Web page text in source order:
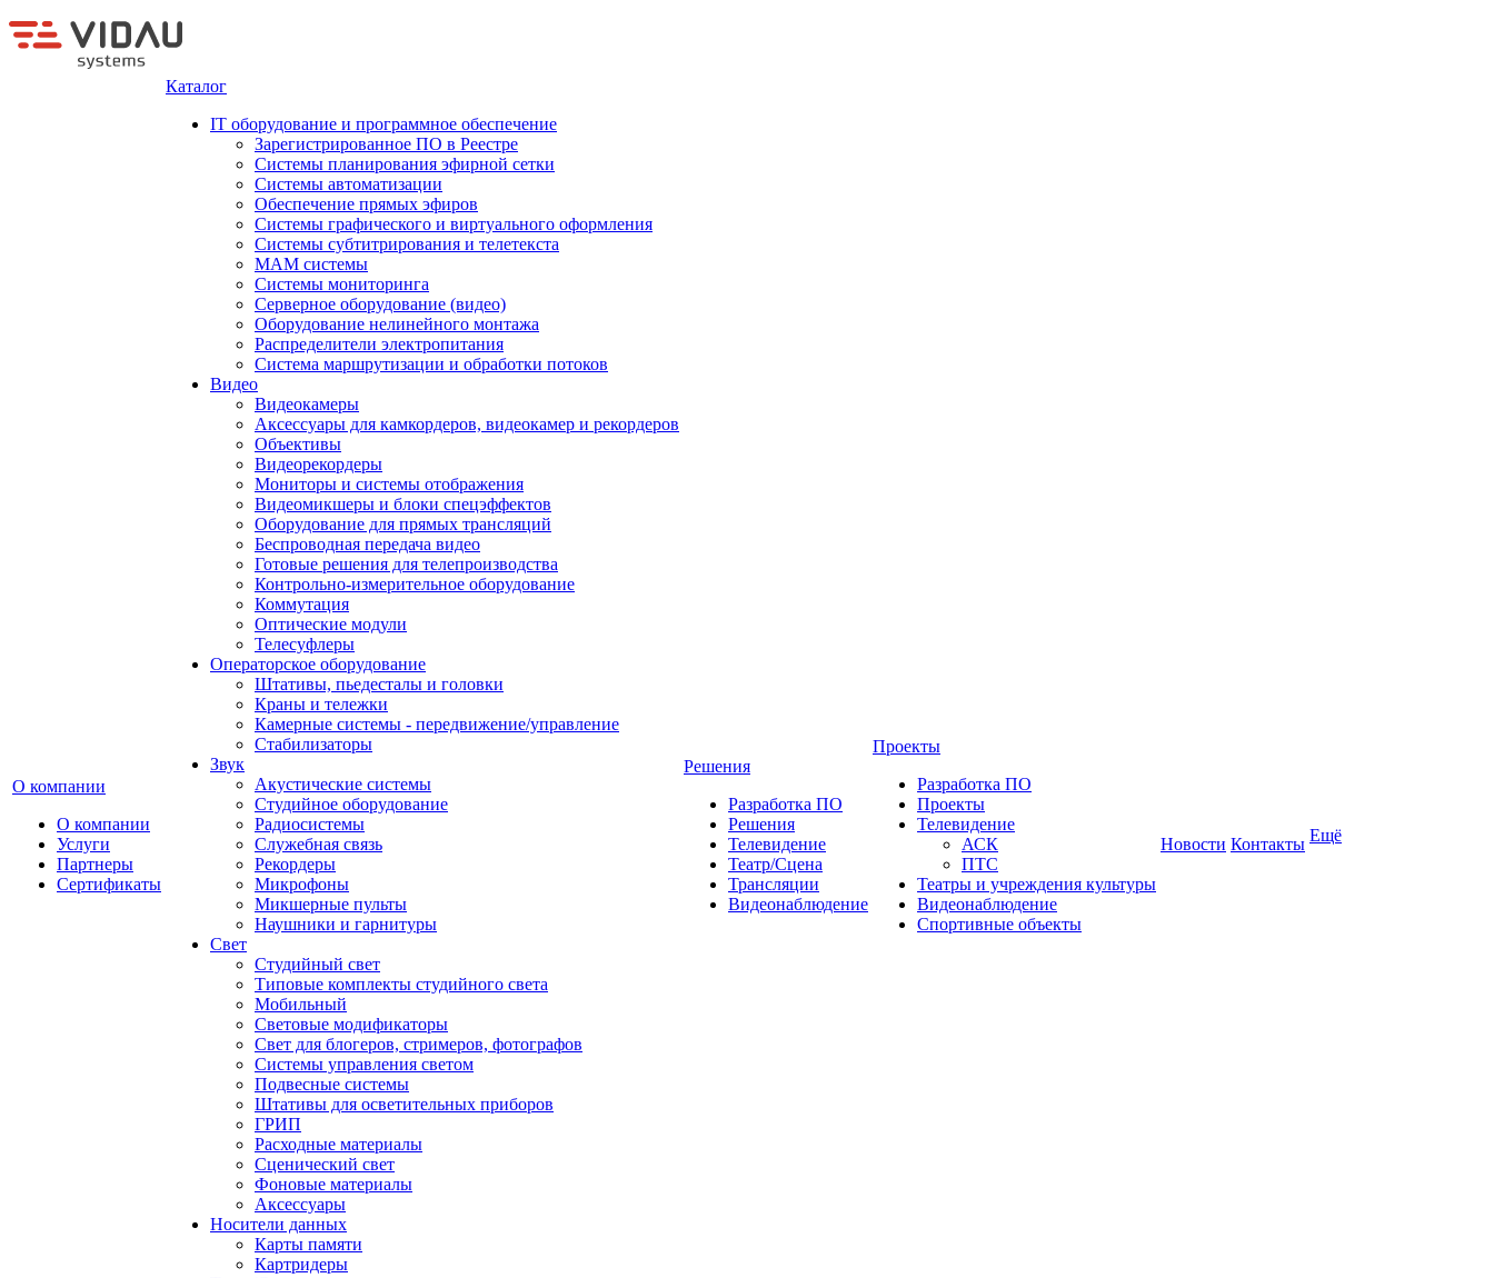
О компании
О компании
Услуги
Партнеры
Сертификаты
Каталог
IT оборудование и программное обеспечение
Зарегистрированное ПО в Реестре
Системы планирования эфирной сетки
Системы автоматизации
Обеспечение прямых эфиров
Системы графического и виртуального оформления
Системы субтитрирования и телетекста
MAM системы
Системы мониторинга
Серверное оборудование (видео)
Оборудование нелинейного монтажа
Распределители электропитания
Система маршрутизации и обработки потоков
Видео
Видеокамеры
Аксессуары для камкордеров, видеокамер и рекордеров
Объективы
Видеорекордеры
Мониторы и системы отображения
Видеомикшеры и блоки спецэффектов
Оборудование для прямых трансляций
Беспроводная передача видео
Готовые решения для телепроизводства
Контрольно-измерительное оборудование
Коммутация
Оптические модули
Телесуфлеры
Операторское оборудование
Штативы, пьедесталы и головки
Краны и тележки
Камерные системы - передвижение/управление
Стабилизаторы
Звук
Акустические системы
Студийное оборудование
Радиосистемы
Служебная связь
Рекордеры
Микрофоны
Микшерные пульты
Наушники и гарнитуры
Свет
Студийный свет
Типовые комплекты студийного света
Мобильный
Световые модификаторы
Свет для блогеров, стримеров, фотографов
Системы управления светом
Подвесные системы
Штативы для осветительных приборов
ГРИП
Расходные материалы
Сценический свет
Фоновые материалы
Аксессуары
Носители данных
Карты памяти
Картридеры
Решения
Разработка ПО
Решения
Телевидение
Театр/Сцена
Трансляции
Видеонаблюдение
Проекты
Разработка ПО
Проекты
Телевидение
АСК
ПТС
Театры и учреждения культуры
Видеонаблюдение
Спортивные объекты
Новости Контакты Ещё